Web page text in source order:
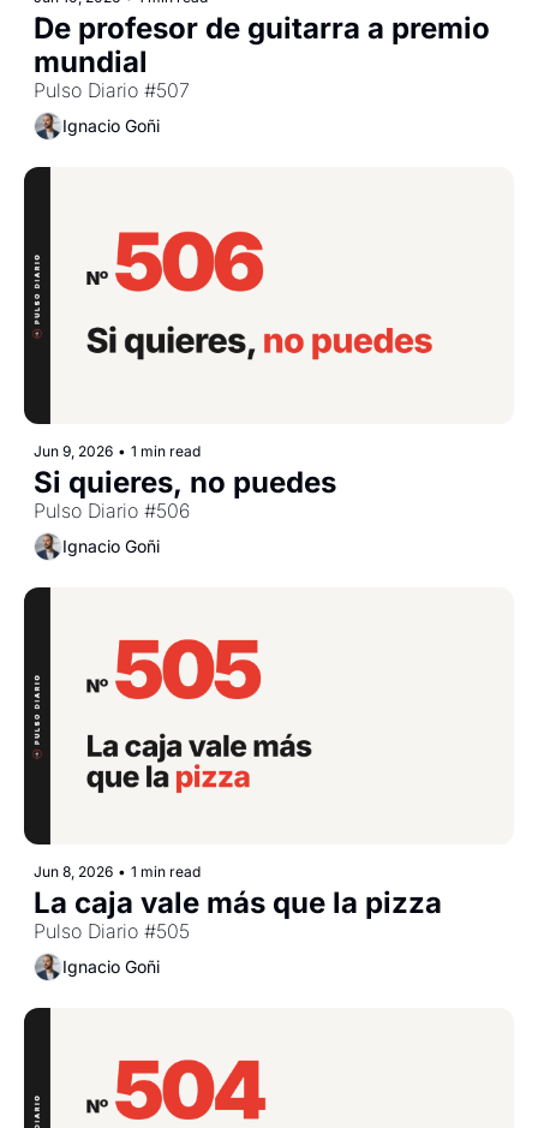
De profesor de guitarra a premio
mundial
Pulso Diario #507
Ignacio Goñi
Jun 9, 2026 • 1 min read
Si quieres, no puedes
Pulso Diario #506
Ignacio Goñi
Jun 8, 2026 • 1 min read
La caja vale más que la pizza
Pulso Diario #505
Ignacio Goñi